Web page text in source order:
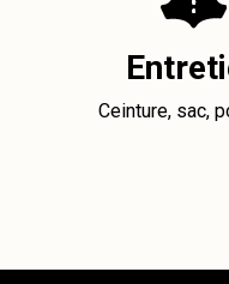
Ceinture, sac,